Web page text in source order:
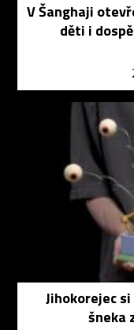
V Šanghaji
děti i
Jihokorejec
šneka